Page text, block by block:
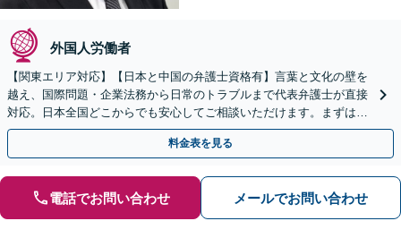
外国人労働者
【関東エリア対応】【日本と中国の弁護士資格有】言葉と文化の壁を
越え、国際問題・企業法務から日常のトラブルまで代表弁護士が直接
対応。日本全国どこからでも安心してご相談いただけます。まずは一
歩を踏み出してみませんか。【初回相談無料】
料金表を見る
電話でお問い合わせ メールでお問い合わせ